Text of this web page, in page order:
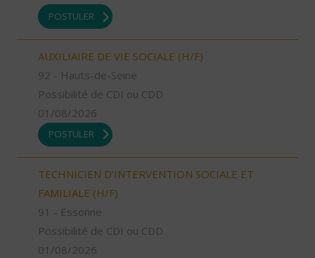
POSTULER
AUXILIAIRE DE VIE SOCIALE (H/F)
92 - Hauts-de-Seine
Possibilité de CDI ou CDD
01/08/2026
POSTULER
TECHNICIEN D’INTERVENTION SOCIALE ET
FAMILIALE (H/F)
91 - Essonne
Possibilité de CDI ou CDD
01/08/2026